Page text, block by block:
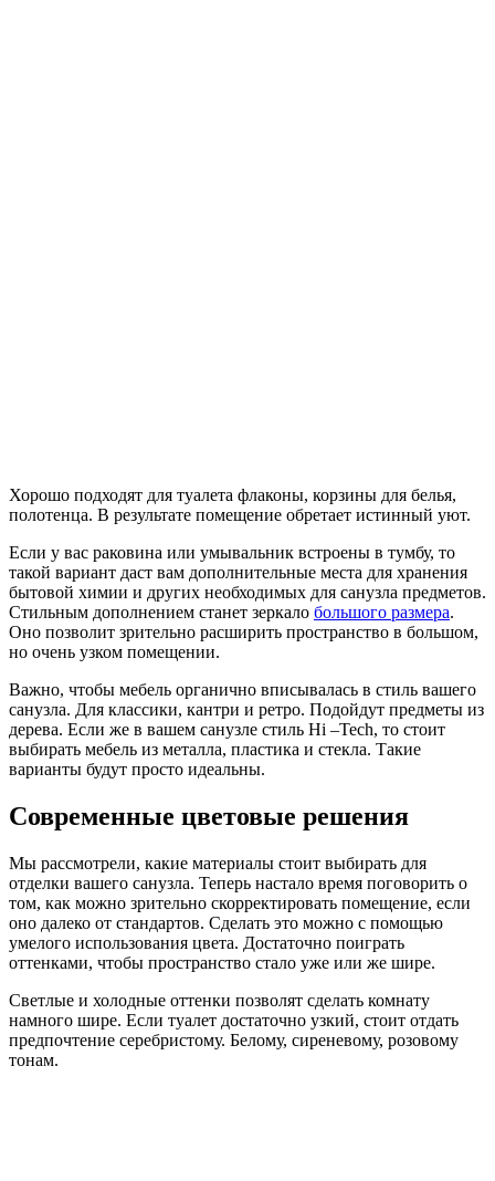
Хорошо подходят для туалета флаконы, корзины для белья,
полотенца. В результате помещение обретает истинный уют.
Если у вас раковина или умывальник встроены в тумбу, то
такой вариант даст вам дополнительные места для хранения
бытовой химии и других необходимых для санузла предметов.
Стильным дополнением станет зеркало большого размера.
Оно позволит зрительно расширить пространство в большом,
но очень узком помещении.
Важно, чтобы мебель органично вписывалась в стиль вашего
санузла. Для классики, кантри и ретро. Подойдут предметы из
дерева. Если же в вашем санузле стиль Hi –Tech, то стоит
выбирать мебель из металла, пластика и стекла. Такие
варианты будут просто идеальны.
Современные цветовые решения
Мы рассмотрели, какие материалы стоит выбирать для
отделки вашего санузла. Теперь настало время поговорить о
том, как можно зрительно скорректировать помещение, если
оно далеко от стандартов. Сделать это можно с помощью
умелого использования цвета. Достаточно поиграть
оттенками, чтобы пространство стало уже или же шире.
Светлые и холодные оттенки позволят сделать комнату
намного шире. Если туалет достаточно узкий, стоит отдать
предпочтение серебристому. Белому, сиреневому, розовому
тонам.